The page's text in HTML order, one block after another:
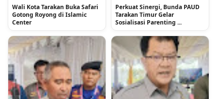
Wali Kota Tarakan Buka Safari
Gotong Royong di Islamic
Center
Perkuat Sinergi, Bunda PAUD
Tarakan Timur Gelar
Sosialisasi Parenting ...